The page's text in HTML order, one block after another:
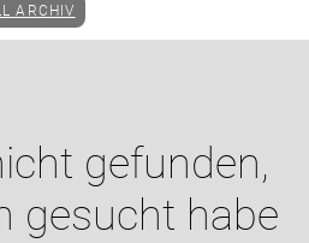
ARCHIV
gefunden,
gesucht habe